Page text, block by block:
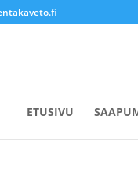
ETUSIVU